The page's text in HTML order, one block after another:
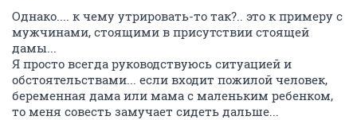
Однако.... к чему утрировать-то так?.. это к примеру с
мужчинами, стоящими в присутствии стоящей
дамы...
Я просто всегда руководствуюсь ситуацией и
обстоятельствами... если входит пожилой человек,
беременная дама или мама с маленьким ребенком,
то меня совесть замучает сидеть дальше...